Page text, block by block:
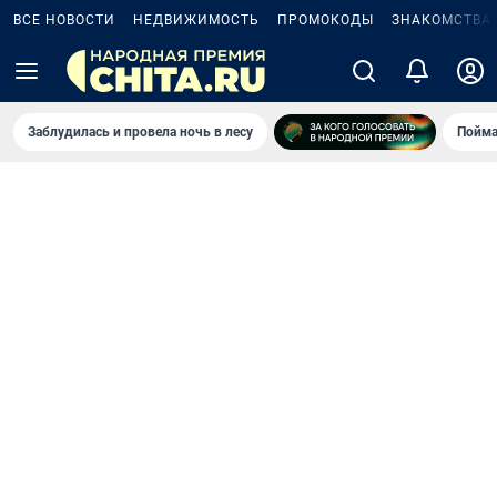
ВСЕ НОВОСТИ НЕДВИЖИМОСТЬ ПРОМОКОДЫ ЗНАКОМСТВА
Заблудилась и провела ночь в лесу